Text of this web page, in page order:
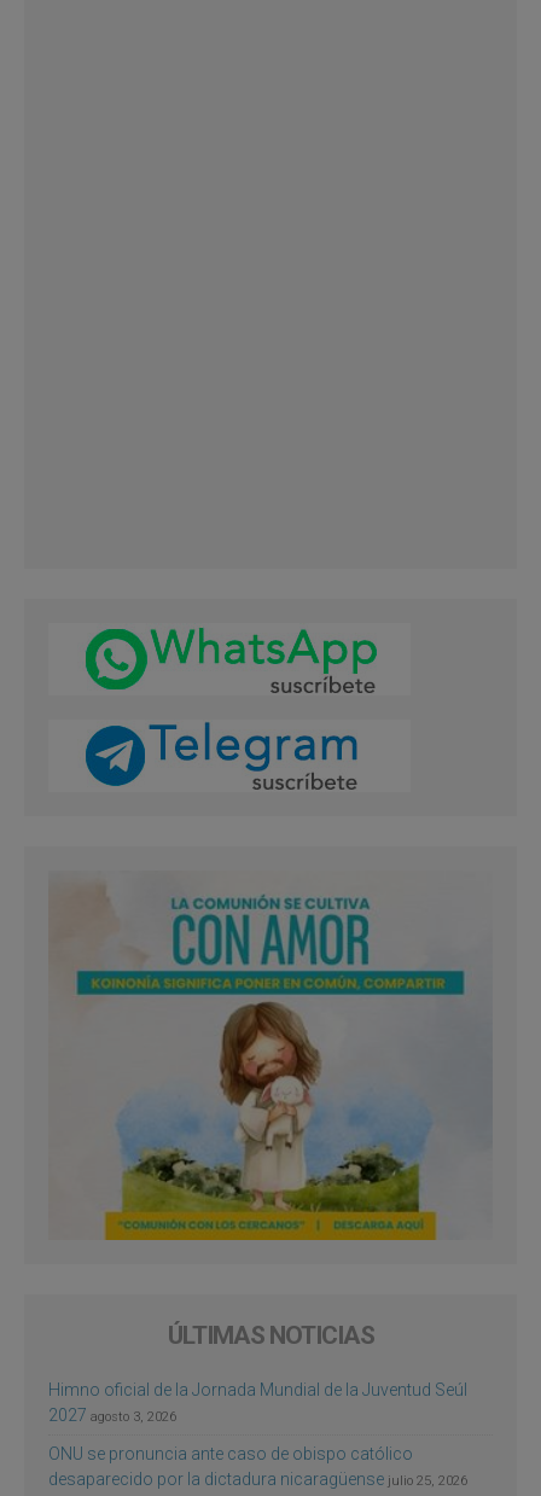
ÚLTIMAS NOTICIAS
Himno oficial de la Jornada Mundial de la Juventud Seúl
2027 agosto 3, 2026
ONU se pronuncia ante caso de obispo católico
desaparecido por la dictadura nicaragüense julio 25, 2026